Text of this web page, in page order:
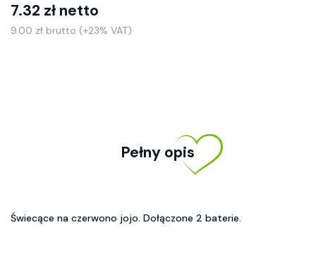
7.32 zł netto
9.00 zł brutto (+23% VAT)
Pełny opis
Świecące na czerwono jojo. Dołączone 2 baterie.